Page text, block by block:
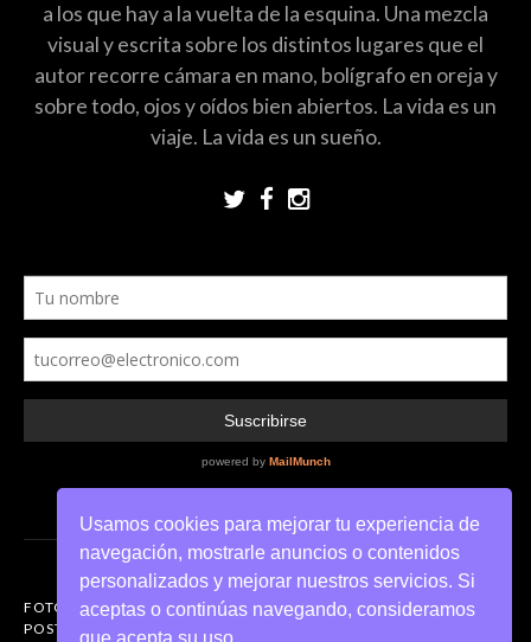
a los que hay a la vuelta de la esquina. Una mezcla
visual y escrita sobre los distintos lugares que el
autor recorre cámara en mano, bolígrafo en oreja y
sobre todo, ojos y oídos bien abiertos. La vida es un
viaje. La vida es un sueño.
FOTOGRAFIANDO
POSTERS DEL MUNDO
Usamos cookies para mejorar tu experiencia de
navegación, mostrarle anuncios o contenidos
personalizados y mejorar nuestros servicios. Si
aceptas o continúas navegando, consideramos